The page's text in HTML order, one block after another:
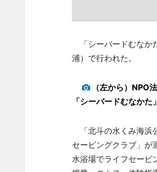
「シーバードむなか
浦）で行われた。
（左から）NPO
「シーバードむなか
「北斗の水くみ海浜
セービングクラブ」が
水浴場でライフセービ